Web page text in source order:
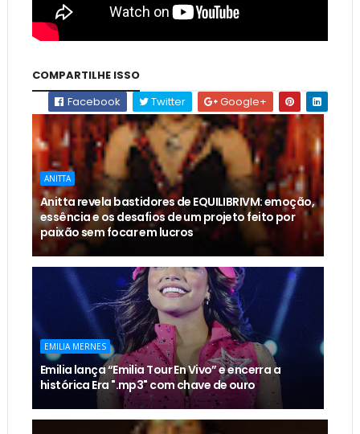
COMPARTILHE ISSO
Facebook
Twitter Google+
ANITTA
Anitta revela bastidores de EQUILIBRIVM: emoção,
essência e os desafios de um projeto feito por
paixão sem focar em lucros
EMILIA MERNES
Emilia lança “Emilia Tour En Vivo” e encerra a
histórica Era ".mp3" com chave de ouro